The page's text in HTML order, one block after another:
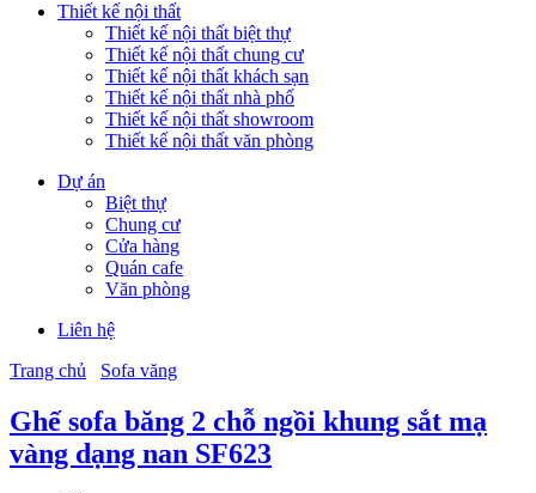
Thiết kế nội thất
Thiết kế nội thất biệt thự
Thiết kế nội thất chung cư
Thiết kế nội thất khách sạn
Thiết kế nội thất nhà phố
Thiết kế nội thất showroom
Thiết kế nội thất văn phòng
Dự án
Biệt thự
Chung cư
Cửa hàng
Quán cafe
Văn phòng
Liên hệ
Trang chủ
Sofa văng
Ghế sofa băng 2 chỗ ngồi khung sắt mạ
vàng dạng nan SF623